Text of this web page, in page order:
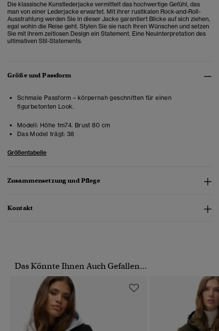
Die klassische Kunstlederjacke vermittelt das hochwertige Gefühl, das
man von einer Lederjacke erwartet. Mit ihrer rustikalen Rock-and-Roll-
Ausstrahlung werden Sie in dieser Jacke garantiert Blicke auf sich ziehen,
egal wohin die Reise geht. Stylen Sie sie nach Ihren Wünschen und setzen
Sie mit ihrem zeitlosen Design ein Statement. Eine Neuinterpretation des
ultimativen Stil-Statements.
Größe und Passform
Schmale Passform – körpernah geschnitten für einen
figurbetonten Look.
Modell: Höhe 1m74. Brust 80 cm
Das Model trägt: 38
Größentabelle
Zusammensetzung und Pflege
Kontakt
Das Könnte Ihnen Auch Gefallen...